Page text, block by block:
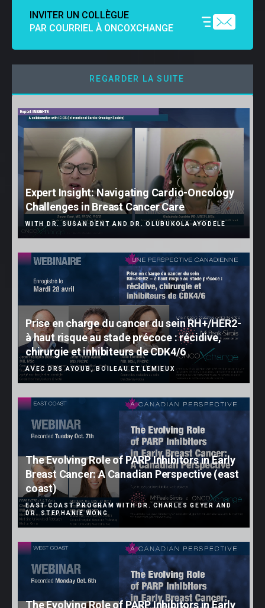
INVITER UN COLLÈGUE
PAR COURRIEL À ONCOXCHANGE
REGARDER LA SUITE
Expert Insight: Navigating Cardio-Oncology
Challenges in Breast Cancer Care
WITH DR. SUSAN DENT AND DR. OLUBUKOLA AYODELE
Prise en charge du cancer du sein RH+/HER2-
à haut risque au stade précoce : récidive,
chirurgie et inhibiteurs de CDK4/6
AVEC DRS AYOUB, BOILEAU ET LEMIEUX
The Evolving Role of PARP Inhibitors in Early
Breast Cancer: A Canadian Perspective (east
coast)
EAST COAST PROGRAM WITH DR. CHARLES GEYER AND
DR. STEPHANIE WONG
The Evolving Role of PARP Inhibitors in Early